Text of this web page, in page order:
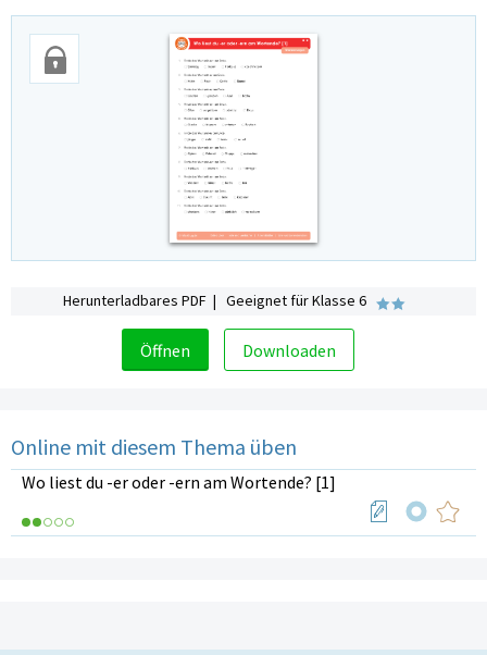
Herunterladbares PDF | Geeignet für Klasse 6
Öffnen Downloaden
Online mit diesem Thema üben
Wo liest du -er oder -ern am Wortende? [1]